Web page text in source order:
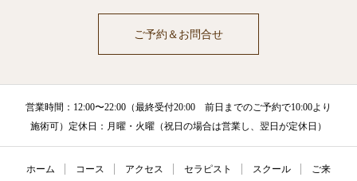
ご予約＆お問合せ
営業時間：12:00〜22:00（最終受付20:00 前日までのご予約で10:00より
施術可）定休日：月曜・火曜（祝日の場合は営業し、翌日が定休日）
ホーム コース アクセス セラピスト スクール ご来